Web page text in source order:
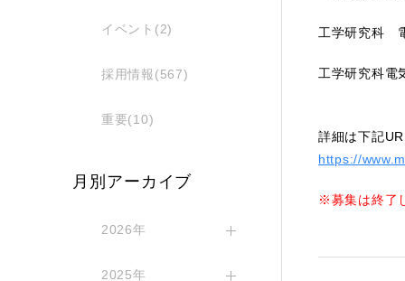
工学研究科
工学研究科
詳細は下記
https://
※募集は終了
イベント(2)
採用情報(567)
重要(10)
月別アーカイブ
2026年
2025年